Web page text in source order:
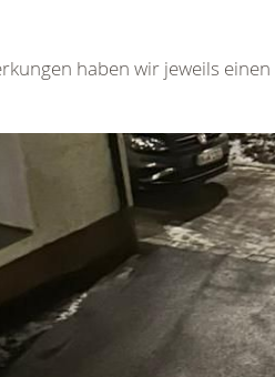
haben wir jeweils